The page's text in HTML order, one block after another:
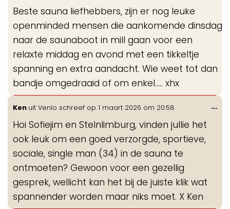
Beste sauna liefhebbers, zijn er nog leuke
openminded mensen die aankomende dinsdag
naar de saunaboot in mill gaan voor een
relaxte middag en avond met een tikkeltje
spanning en extra aandacht. Wie weet tot dan
bandje omgedraaid of om enkel..... xhx
Ken uit Venlo schreef op 1 maart 2026 om 20:58
Hoi Sofiejim en Stelnlimburg, vinden jullie het
ook leuk om een goed verzorgde, sportieve,
sociale, single man (34) in de sauna te
ontmoeten? Gewoon voor een gezellig
gesprek, wellicht kan het bij de juiste klik wat
spannender worden maar niks moet. X Ken
...